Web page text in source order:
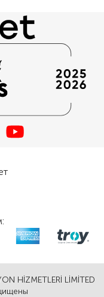
HİZMETLERİ LİMİTED